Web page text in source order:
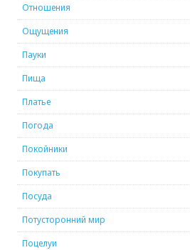
Отношения
Ощущения
Пауки
Пища
Платье
Погода
Покойники
Покупать
Посуда
Потусторонний мир
Поцелуи